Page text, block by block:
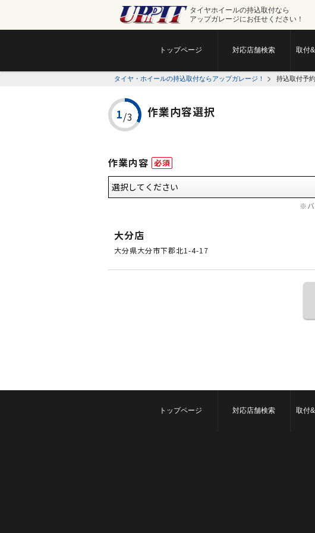
タイヤホイールの持込取付なら
アップガレージにお任せください！
トップページ 対応店舗検索 取付
タイヤ・ホイールの持込取付ならアップガレージ！ 持込取付予約
作業内容選択
作業内容 必須
※バ
大分店
大分県大分市下郡北1-4-17
トップページ 対応店舗検索 取付